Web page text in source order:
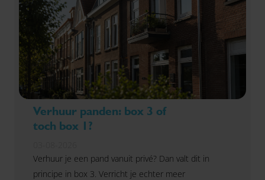
Verhuur panden: box 3 of
toch box 1?
Verhuur je een pand vanuit privé? Dan valt dit in
principe in box 3. Verricht je echter meer